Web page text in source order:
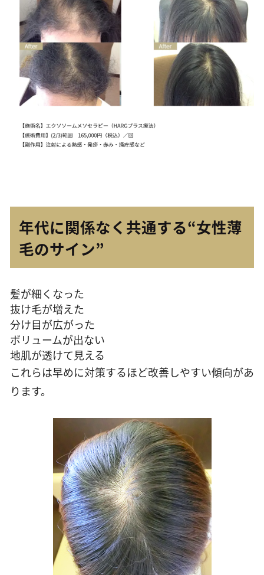
年代に関係なく共通する“女性薄
毛のサイン”
髪が細くなった
抜け毛が増えた
分け目が広がった
ボリュームが出ない
地肌が透けて見える
これらは早めに対策するほど改善しやすい傾向があ
ります。